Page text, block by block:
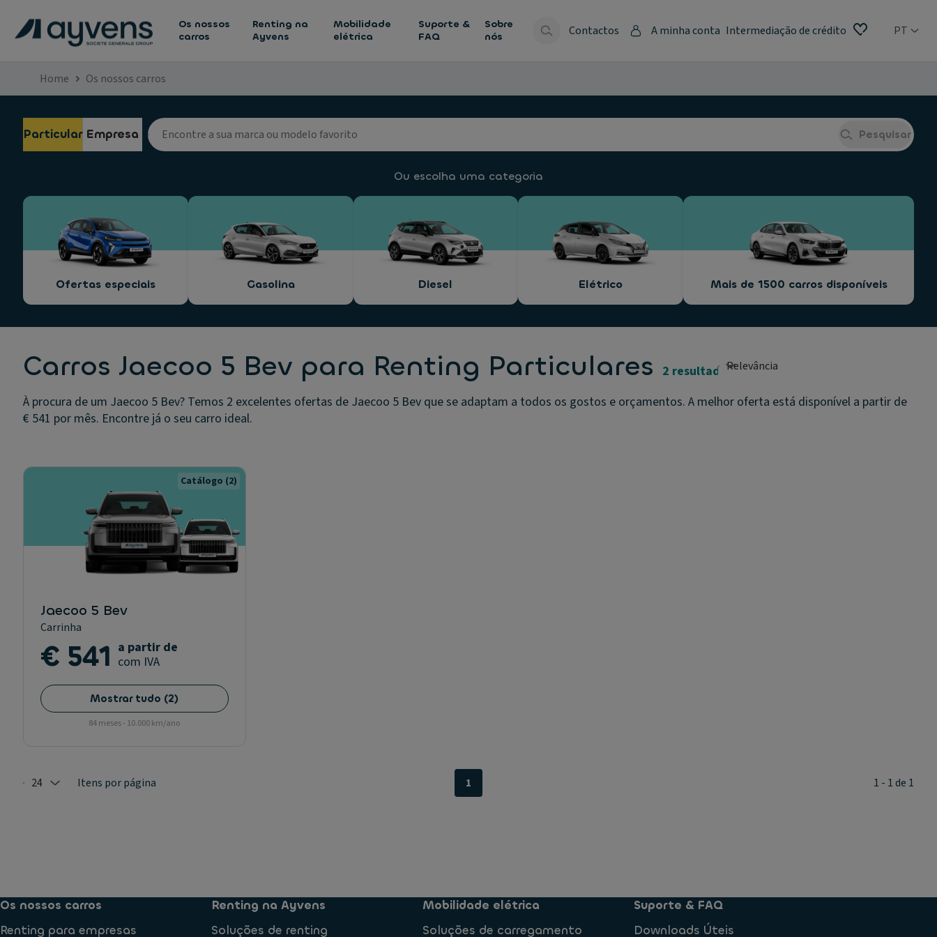
Os nossos
carros
Renting na
Ayvens
Mobilidade
elétrica
Suporte &
FAQ
Sobre
nós
Contactos A minha conta Intermediação de crédito PT
Home Os nossos carros
Particular Empresa Pesquisar
Ou escolha uma categoria
Ofertas especiais Gasolina Diesel Elétrico Mais de 1500 carros disponíveis
Carros Jaecoo 5 Bev para Renting Particulares 2 resultados
À procura de um Jaecoo 5 Bev? Temos 2 excelentes ofertas de Jaecoo 5 Bev que se adaptam a todos os gostos e orçamentos. A melhor oferta está disponível a partir de
€ 541 por mês. Encontre já o seu carro ideal.
Catálogo (2)
Jaecoo 5 Bev
Carrinha
€ 541 a partir de
com IVA
Mostrar tudo (2)
84 meses - 10.000 km/ano
Selected: 24
24 Itens por página 1 1 - 1 de 1
Os nossos carros
Renting para empresas
Renting na Ayvens
Soluções de renting
Mobilidade elétrica
Soluções de carregamento
Suporte & FAQ
Downloads Úteis